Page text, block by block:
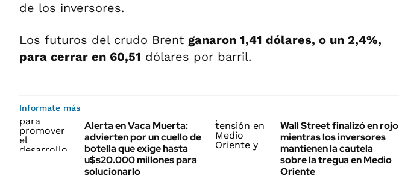
de los inversores.
Los futuros del crudo Brent ganaron 1,41 dólares, o un 2,4%,
para cerrar en 60,51 dólares por barril.
Informate más
Alerta en Vaca Muerta:
advierten por un cuello de
botella que exige hasta
u$s20.000 millones para
solucionarlo
Wall Street finalizó en rojo
mientras los inversores
mantienen la cautela
sobre la tregua en Medio
Oriente